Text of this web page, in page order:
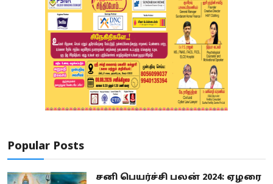
Popular Posts
சனி பெயர்ச்சி பலன் 2024: ஏழரை